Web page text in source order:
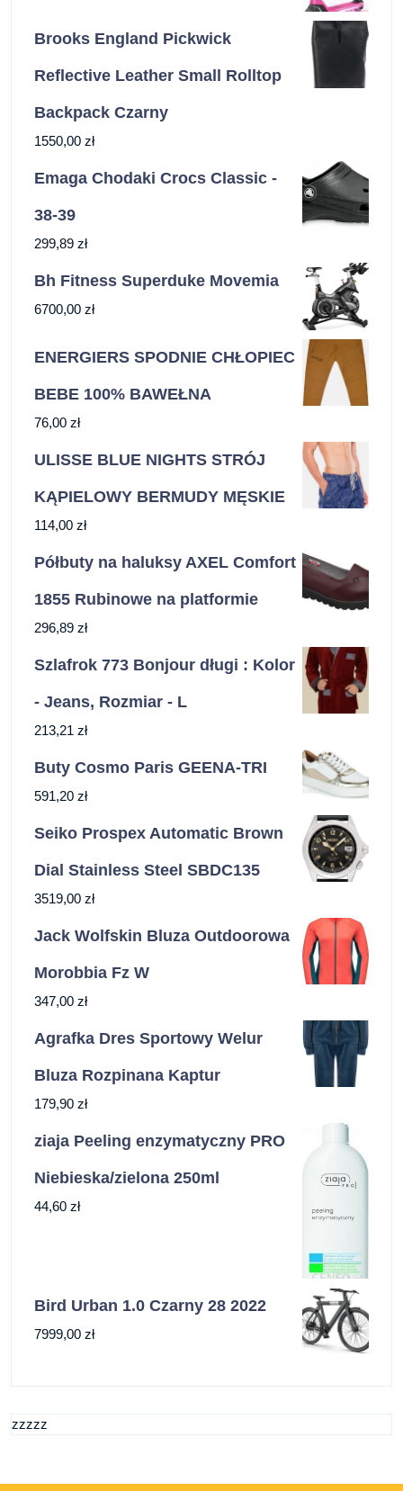
Brooks England Pickwick
Reflective Leather Small Rolltop
Backpack Czarny
1550,00 zł
Emaga Chodaki Crocs Classic -
38-39
299,89 zł
Bh Fitness Superduke Movemia
6700,00 zł
ENERGIERS SPODNIE CHŁOPIEC
ΒΕΒΕ 100% BAWEŁNA
76,00 zł
ULISSE BLUE NIGHTS STRÓJ
KĄPIELOWY BERMUDY MĘSKIE
114,00 zł
Półbuty na haluksy AXEL Comfort
1855 Rubinowe na platformie
296,89 zł
Szlafrok 773 Bonjour długi : Kolor
- Jeans, Rozmiar - L
213,21 zł
Buty Cosmo Paris GEENA-TRI
591,20 zł
Seiko Prospex Automatic Brown
Dial Stainless Steel SBDC135
3519,00 zł
Jack Wolfskin Bluza Outdoorowa
Morobbia Fz W
347,00 zł
Agrafka Dres Sportowy Welur
Bluza Rozpinana Kaptur
179,90 zł
ziaja Peeling enzymatyczny PRO
Niebieska/zielona 250ml
44,60 zł
Bird Urban 1.0 Czarny 28 2022
7999,00 zł
zzzzz